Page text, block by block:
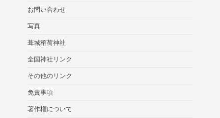
お問い合わせ
写真
葺城稻荷神社
全国神社リンク
その他のリンク
免責事項
著作権について